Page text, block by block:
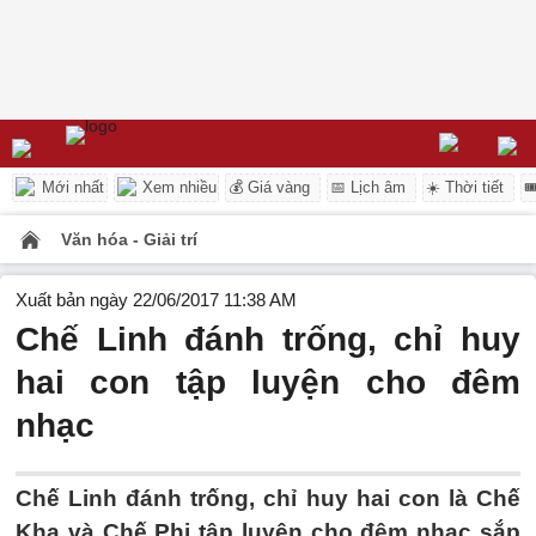
Mới nhất Xem nhiều 💰 Giá vàng 📅 Lịch âm ☀️ Thời tiết
Văn hóa - Giải trí
Xuất bản ngày 22/06/2017 11:38 AM
Chế Linh đánh trống, chỉ huy
hai con tập luyện cho đêm
nhạc
Chế Linh đánh trống, chỉ huy hai con là Chế